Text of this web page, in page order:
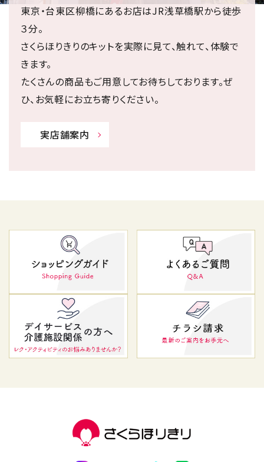
東京・台東区柳橋にあるお店はJR浅草橋駅から徒歩
３分。
さくらほりきりのキットを実際に見て、触れて、体験で
きます。
たくさんの商品もご用意してお待ちしております。ぜ
ひ、お気軽にお立ち寄りください。
実店舗案内